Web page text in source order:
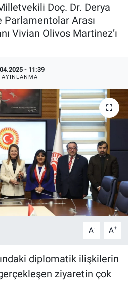
Doç. Dr. Derya
Parlamentolar Arası
Vivian Olivos Martinez’ı
- 11:39
A- A+
diplomatik ilişkilerin
ziyaretin çok